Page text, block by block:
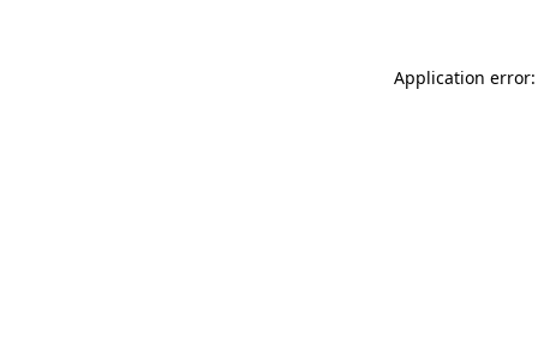
Application